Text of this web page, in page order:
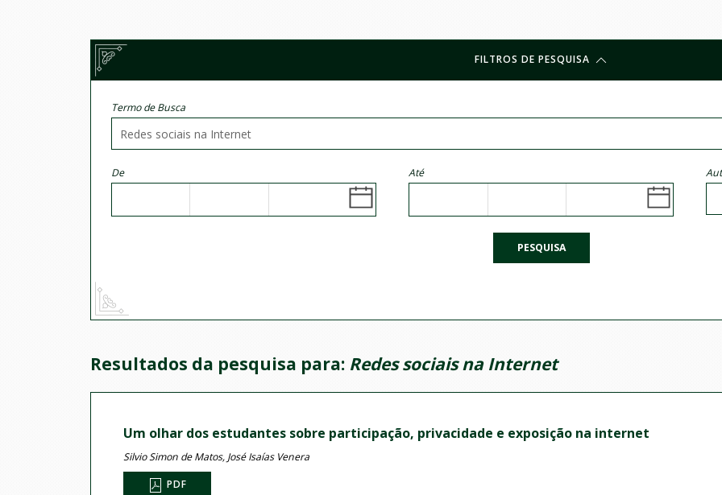
FILTROS DE PESQUISA
Termo de Busca
De Até
PESQUISA
Resultados da pesquisa para: Redes sociais na Internet
Um olhar dos estudantes sobre participação, privacidade e exposição na internet
Silvio Simon de Matos, José Isaías Venera
PDF